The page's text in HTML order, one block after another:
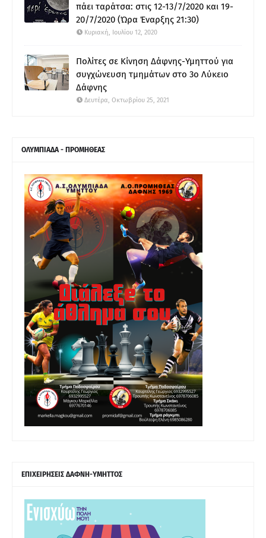
πάει ταράτσα: στις 12-13/7/2020 και 19-
20/7/2020 (Ώρα Έναρξης 21:30)
Κυριακή, Ιουλίου 12, 2020
Πολίτες σε Κίνηση Δάφνης-Υμηττού για
συγχώνευση τμημάτων στο 3ο Λύκειο
Δάφνης
Δευτέρα, Οκτωβρίου 25, 2021
ΟΛΥΜΠΙΑΔΑ - ΠΡΟΜΗΘΕΑΣ
ΕΠΙΧΕΙΡΗΣΕΙΣ ΔΑΦΝΗ-ΥΜΗΤΤΟΣ